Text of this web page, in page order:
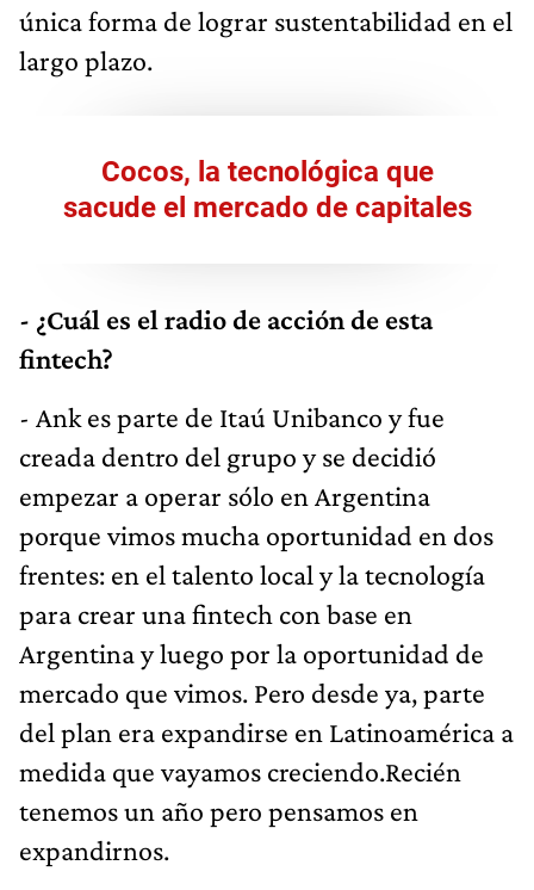
única forma de lograr sustentabilidad en el
largo plazo.
Cocos, la tecnológica que
sacude el mercado de capitales
- ¿Cuál es el radio de acción de esta
fintech?
- Ank es parte de Itaú Unibanco y fue
creada dentro del grupo y se decidió
empezar a operar sólo en Argentina
porque vimos mucha oportunidad en dos
frentes: en el talento local y la tecnología
para crear una fintech con base en
Argentina y luego por la oportunidad de
mercado que vimos. Pero desde ya, parte
del plan era expandirse en Latinoamérica a
medida que vayamos creciendo.Recién
tenemos un año pero pensamos en
expandirnos.